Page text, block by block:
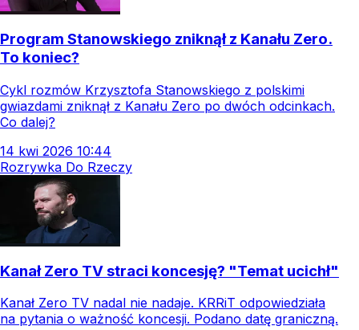
Program Stanowskiego zniknął z Kanału Zero.
To koniec?
Cykl rozmów Krzysztofa Stanowskiego z polskimi
gwiazdami zniknął z Kanału Zero po dwóch odcinkach.
Co dalej?
14 kwi 2026 10:44
Rozrywka Do Rzeczy
Kanał Zero TV straci koncesję? "Temat ucichł"
Kanał Zero TV nadal nie nadaje. KRRiT odpowiedziała
na pytania o ważność koncesji. Podano datę graniczną.